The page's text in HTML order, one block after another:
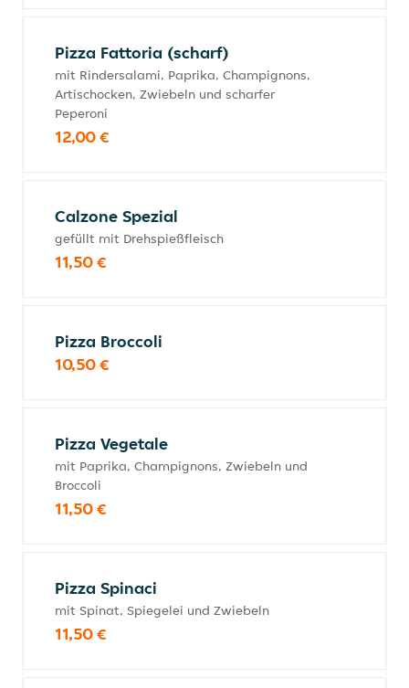
Pizza Fattoria (scharf)
mit Rindersalami, Paprika, Champignons,
Artischocken, Zwiebeln und scharfer
Peperoni
12,00 €
Calzone Spezial
gefüllt mit Drehspießfleisch
11,50 €
Pizza Broccoli
10,50 €
Pizza Vegetale
mit Paprika, Champignons, Zwiebeln und
Broccoli
11,50 €
Pizza Spinaci
mit Spinat, Spiegelei und Zwiebeln
11,50 €